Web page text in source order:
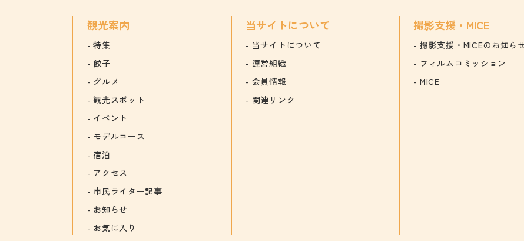
観光案内
特集
餃子
グルメ
観光スポット
イベント
モデルコース
宿泊
アクセス
市民ライター記事
お知らせ
お気に入り
当サイトについて
当サイトについて
運営組織
会員情報
関連リンク
撮影支援・MICE
撮影支援・MICEのお知ら
フィルムコミッション
MICE